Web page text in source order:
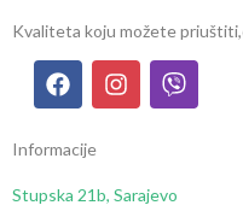
Kvaliteta koju možete priuštiti,
Informacije
Stupska 21b, Sarajevo